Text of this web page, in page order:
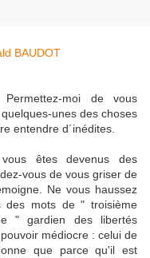
moi de vous
unes des choses
entendre d´inédites.
êtes devenus des
vous de vous griser de
Ne vous haussez
des mots de " troisième
" gardien des libertés
médiocre : celui de
que parce qu'il est